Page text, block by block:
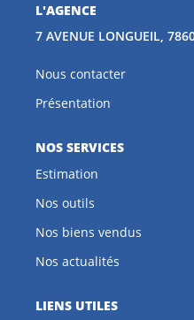
L'AGENCE
7 AVENUE LONGUEIL,
Nous contacter
Présentation
NOS SERVICES
Estimation
Nos outils
Nos biens vendus
Nos actualités
LIENS UTILES